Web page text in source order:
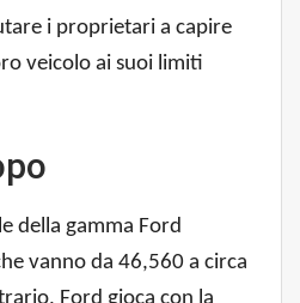
i proprietari a capire
veicolo ai suoi limiti
della gamma Ford
vanno da 46,560 a circa